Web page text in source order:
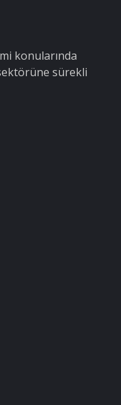
konularında
sürekli